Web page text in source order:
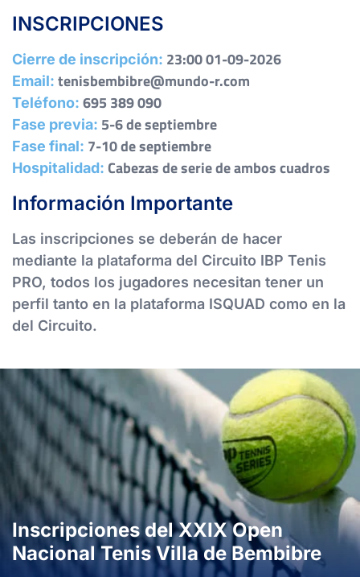
INSCRIPCIONES
Cierre de inscripción: 23:00 01-09-2026
Email: tenisbembibre@mundo-r.com
Teléfono: 695 389 090
Fase previa: 5-6 de septiembre
Fase final: 7-10 de septiembre
Hospitalidad: Cabezas de serie de ambos cuadros
Información Importante
Las inscripciones se deberán de hacer
mediante la plataforma del Circuito IBP Tenis
PRO, todos los jugadores necesitan tener un
perfil tanto en la plataforma ISQUAD como en la
del Circuito.
Inscripciones del XXIX Open
Nacional Tenis Villa de Bembibre